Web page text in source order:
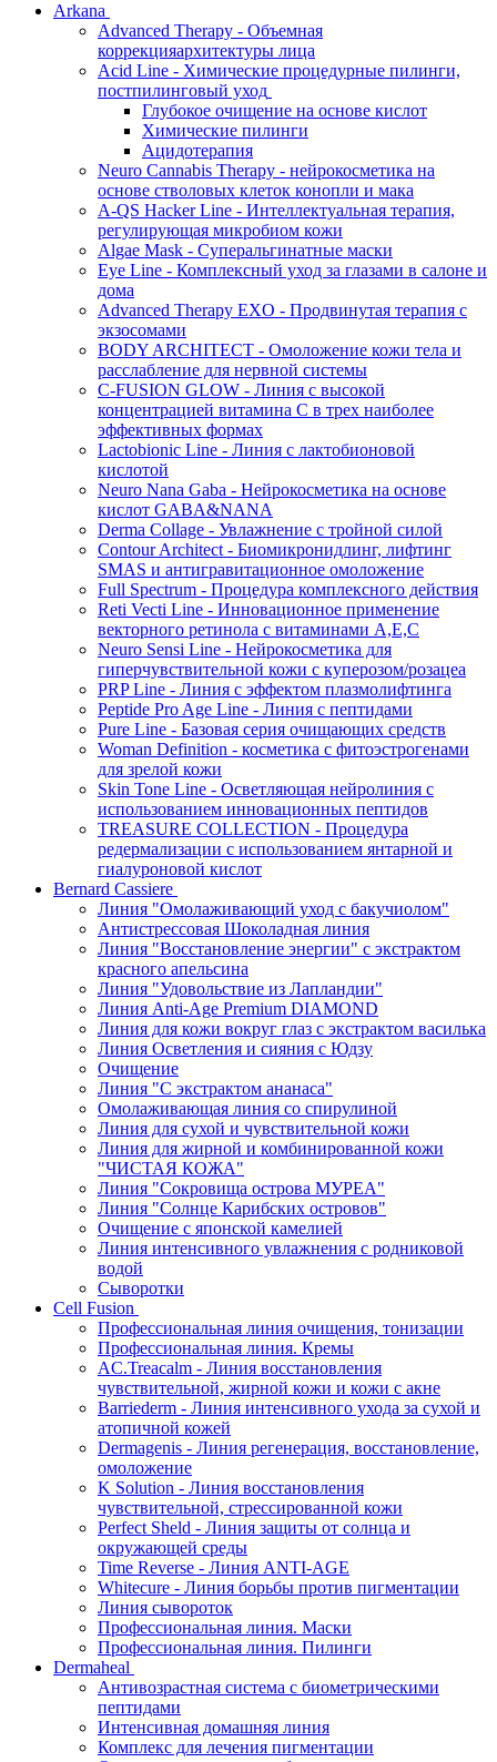
Arkana
Advanced Therapy - Объемная
коррекцияархитектуры лица
Acid Line - Химические процедурные пилинги,
постпилинговый уход
Глубокое очищение на основе кислот
Химические пилинги
Ацидотерапия
Neuro Cannabis Therapy - нейрокосметика на
основе стволовых клеток конопли и мака
A-QS Hacker Line - Интеллектуальная терапия,
регулирующая микробиом кожи
Algae Mask - Суперальгинатные маски
Eye Line - Комплексный уход за глазами в салоне и
дома
Advanced Therapy EXO - Продвинутая терапия с
экзосомами
BODY ARCHITECT - Омоложение кожи тела и
расслабление для нервной системы
C-FUSION GLOW - Линия с высокой
концентрацией витамина C в трех наиболее
эффективных формах
Lactobionic Line - Линия с лактобионовой
кислотой
Neuro Nana Gaba - Нейрокосметика на основе
кислот GABA&NANA
Derma Collage - Увлажнение с тройной силой
Contour Architect - Биомикронидлинг, лифтинг
SMAS и антигравитационное омоложение
Full Spectrum - Процедура комплексного действия
Reti Vecti Line - Инновационное применение
векторного ретинола с витаминами A,Е,С
Neuro Sensi Line - Нейрокосметика для
гиперчувствительной кожи с куперозом/розацеа
PRP Line - Линия с эффектом плазмолифтинга
Peptide Pro Age Line - Линия с пептидами
Pure Line - Базовая серия очищающих средств
Woman Definition - косметика с фитоэстрогенами
для зрелой кожи
Skin Tone Line - Осветляющая нейролиния с
использованием инновационных пептидов
TREASURE COLLECTION - Процедура
редермализации с использованием янтарной и
гиалуроновой кислот
Bernard Cassiere
Линия "Омолаживающий уход с бакучиолом"
Антистрессовая Шоколадная линия
Линия "Восстановление энергии" с экстрактом
красного апельсина
Линия "Удовольствие из Лапландии"
Линия Anti-Age Premium DIAMOND
Линия для кожи вокруг глаз с экстрактом василька
Линия Осветления и сияния с Юдзу
Очищение
Линия "С экстрактом ананаса"
Омолаживающая линия со спирулиной
Линия для сухой и чувствительной кожи
Линия для жирной и комбинированной кожи
"ЧИСТАЯ КОЖА"
Линия "Сокровища острова МУРЕА"
Линия "Солнце Карибских островов"
Очищение с японской камелией
Линия интенсивного увлажнения с родниковой
водой
Сыворотки
Cell Fusion
Профессиональная линия очищения, тонизации
Профессиональная линия. Кремы
AC.Treacalm - Линия восстановления
чувствительной, жирной кожи и кожи с акне
Barriederm - Линия интенсивного ухода за сухой и
атопичной кожей
Dermagenis - Линия регенерация, восстановление,
омоложение
K Solution - Линия восстановления
чувствительной, стрессированной кожи
Perfect Sheld - Линия защиты от солнца и
окружающей среды
Time Reverse - Линия ANTI-AGE
Whitecure - Линия борьбы против пигментации
Линия сывороток
Профессиональная линия. Маски
Профессиональная линия. Пилинги
Dermaheal
Антивозрастная система с биометрическими
пептидами
Интенсивная домашняя линия
Комплекс для лечения пигментации